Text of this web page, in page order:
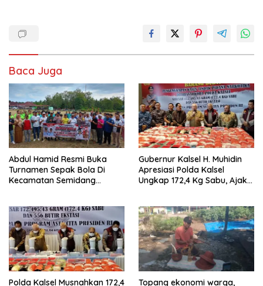
Baca Juga
Abdul Hamid Resmi Buka
Turnamen Sepak Bola Di
Kecamatan Semidang
Tahun 2026
Gubernur Kalsel H. Muhidin
Apresiasi Polda Kalsel
Ungkap 172,4 Kg Sabu, Ajak
Polda Kalsel Musnahkan 172,4 Topang ekonomi warga,